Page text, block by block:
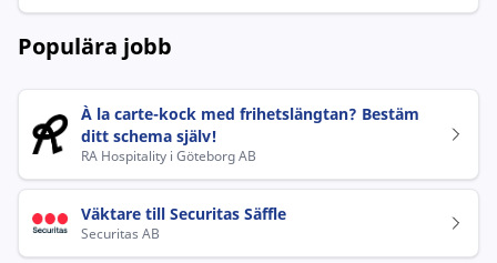
Populära jobb
À la carte-kock med frihetslängtan? Bestäm
ditt schema själv!
RA Hospitality i Göteborg AB
Väktare till Securitas Säffle
Securitas AB